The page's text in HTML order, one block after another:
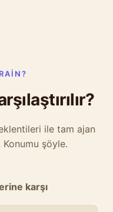
ile tam ajan
Konumu şöyle.
karşı